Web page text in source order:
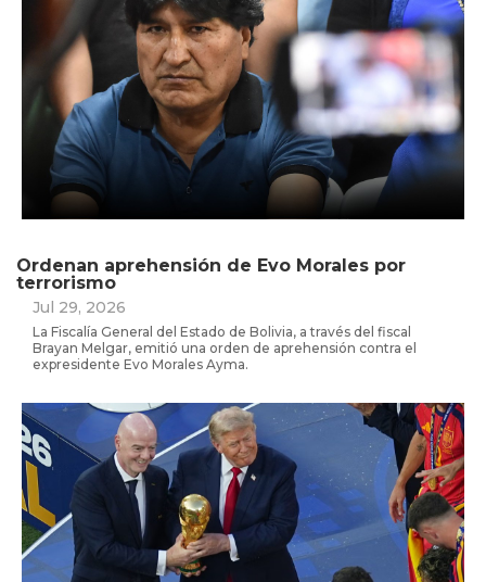
Ordenan aprehensión de Evo Morales por
terrorismo
Jul 29, 2026
La Fiscalía General del Estado de Bolivia, a través del fiscal
Brayan Melgar, emitió una orden de aprehensión contra el
expresidente Evo Morales Ayma.